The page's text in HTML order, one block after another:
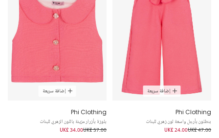
إضافة سريعة
Phi Clothing
بنطلون بأرجل واسعة لون زهري للبنات
UK£ 47.00
UK£ 24.00
إضافة سريعة
Phi Clothing
بلوزة بأزرار مزينة باللون الزهري للبنات
UK£ 57.00
UK£ 34.00